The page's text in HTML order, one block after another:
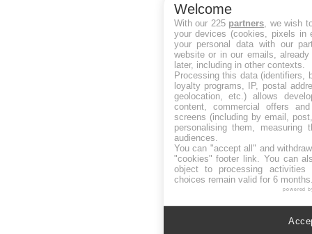
Welcome
With our 225 partners , we wish
your devices (cookies, pixels in
your personal data with our
website or in our emails,
later, including in other contexts.
Processing this data (identifiers,
loyalty programs, IP, postal
geolocation, etc.) allows
content, commercial offers
screens (including by email,
personalising them, measuring
audiences.
You can "accept all" and
"cookies" footer link . You can
object to processing
choices remain valid for 6
powered